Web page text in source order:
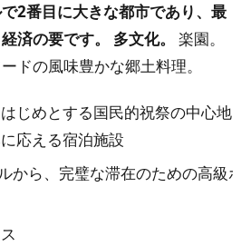
2番目に大きな都市であり、最
済の要です。
多文化。
楽園。
ドの風味豊かな郷土料理。
じめとする国民的祝祭の中心地。
応える宿泊施設
から、完璧な滞在のための高級ホ